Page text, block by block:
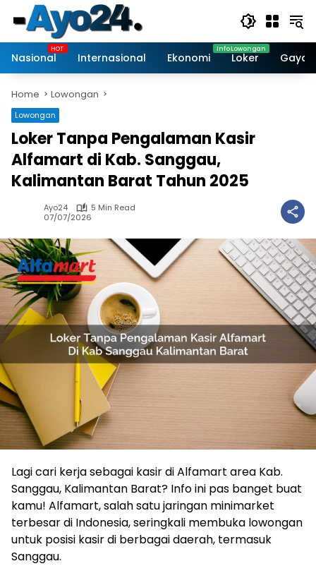
content
Nasional
Internasional Ekonomi Loker Gaya
Home Lowongan
Lowongan
Loker Tanpa Pengalaman Kasir
Alfamart di Kab. Sanggau,
Kalimantan Barat Tahun 2025
Ayo24
5 Min Read
07/07/2026
Lagi cari kerja sebagai kasir di Alfamart area Kab.
Sanggau, Kalimantan Barat? Info ini pas banget buat
kamu! Alfamart, salah satu jaringan minimarket
terbesar di Indonesia, seringkali membuka lowongan
untuk posisi kasir di berbagai daerah, termasuk
Sanggau.